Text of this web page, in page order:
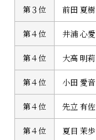
第３位 前田 夏樹
第４位 井浦 心愛
第４位 大高 明莉
第４位 小田 愛音
第４位 先立 有佐
第４位 夏目 茉歩